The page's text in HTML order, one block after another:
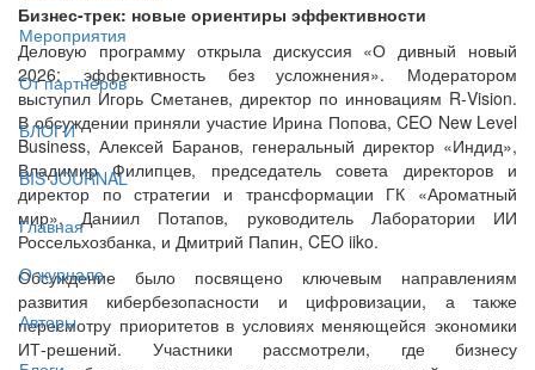
Мероприятия
От партнёров
БЛОГИ
BIS JOURNAL
Главная
О журнале
Авторы
Бизнес-трек: новые ориентиры эффективности
Деловую программу открыла дискуссия «О дивный новый
2026: эффективность без усложнения». Модератором
выступил Игорь Сметанев, директор по инновациям R‑Vision.
В обсуждении приняли участие Ирина Попова, CEO New Level
Business, Алексей Баранов, генеральный директор «Индид»,
Владимир Филипцев, председатель совета директоров и
директор по стратегии и трансформации ГК «Ароматный
мир», Даниил Потапов, руководитель Лаборатории ИИ
Россельхозбанка, и Дмитрий Папин, CEO iiko.
Обсуждение было посвящено ключевым направлениям
развития кибербезопасности и цифровизации, а также
пересмотру приоритетов в условиях меняющейся экономики
ИТ-решений. Участники рассмотрели, где бизнесу